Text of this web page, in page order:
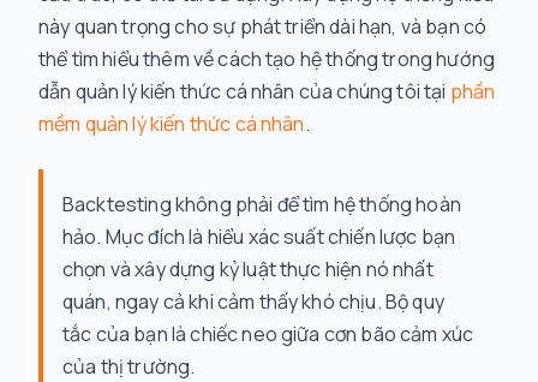
này quan trọng cho sự phát triển dài hạn, và bạn có
thể tìm hiểu thêm về cách tạo hệ thống trong hướng
dẫn quản lý kiến thức cá nhân của chúng tôi tại phần
mềm quản lý kiến thức cá nhân.
Backtesting không phải để tìm hệ thống hoàn
hảo. Mục đích là hiểu xác suất chiến lược bạn
chọn và xây dựng kỷ luật thực hiện nó nhất
quán, ngay cả khi cảm thấy khó chịu. Bộ quy
tắc của bạn là chiếc neo giữa cơn bão cảm xúc
của thị trường.